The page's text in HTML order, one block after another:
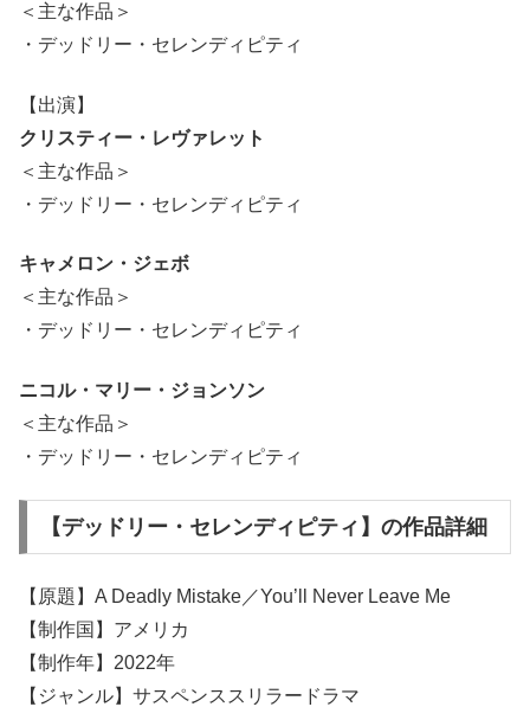
＜主な作品＞
・デッドリー・セレンディピティ
【出演】
クリスティー・レヴァレット
＜主な作品＞
・デッドリー・セレンディピティ
キャメロン・ジェボ
＜主な作品＞
・デッドリー・セレンディピティ
ニコル・マリー・ジョンソン
＜主な作品＞
・デッドリー・セレンディピティ
【デッドリー・セレンディピティ】の作品詳細
【原題】A Deadly Mistake／You’ll Never Leave Me
【制作国】アメリカ
【制作年】2022年
【ジャンル】サスペンススリラードラマ